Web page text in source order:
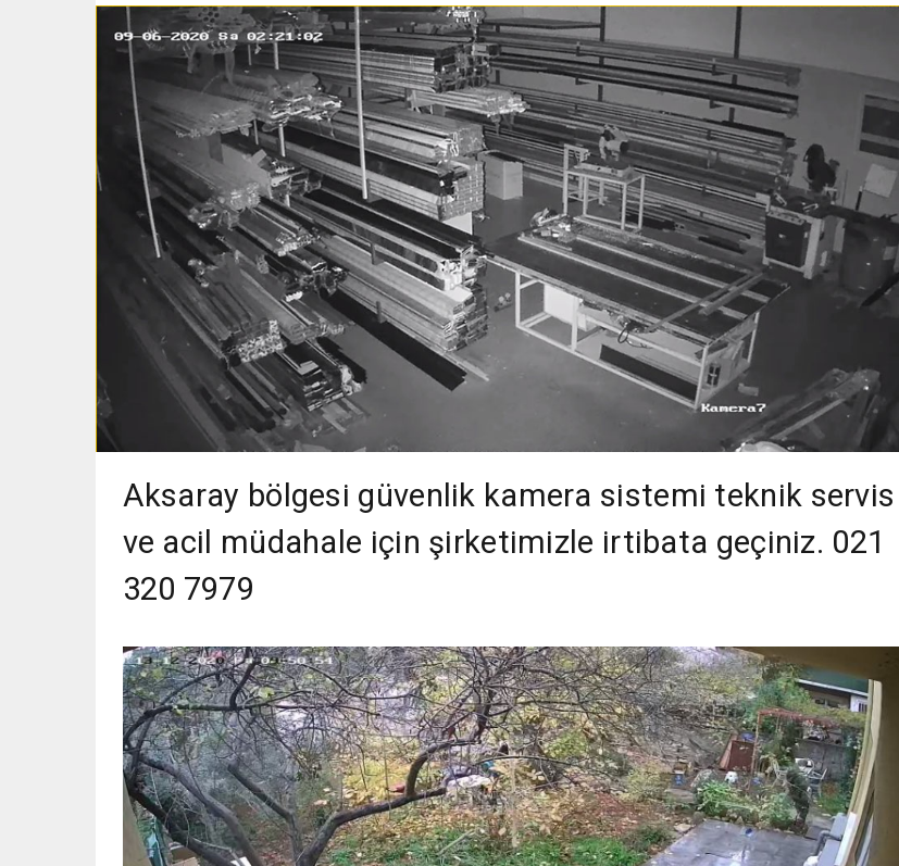
HİZMET
BÖLGELERİMİZ
Haziran
2020
Aksaray bölgesi güvenlik kamera sistemi teknik servis
ve acil müdahale için şirketimizle irtibata geçiniz. 021
320 7979